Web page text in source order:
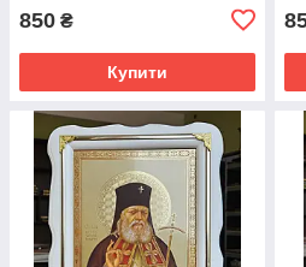
850 ₴
Купити